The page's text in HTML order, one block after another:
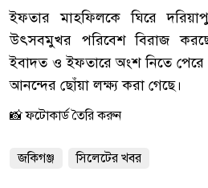
‎ইফতার মাহফিলকে ঘিরে
উৎসবমুখর পরিবেশ বিরাজ
ইবাদত ও ইফতারে অংশ নিতে পেরে
আনন্দের ছোঁয়া লক্ষ্য করা গেছে।
📸 ফটোকার্ড তৈরি করুন
জকিগঞ্জ সিলেটের খবর